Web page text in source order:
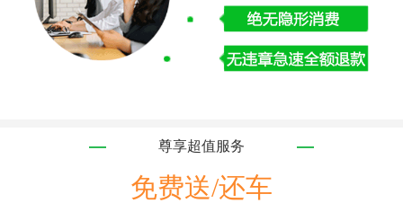
尊享超值服务
免费送/还车